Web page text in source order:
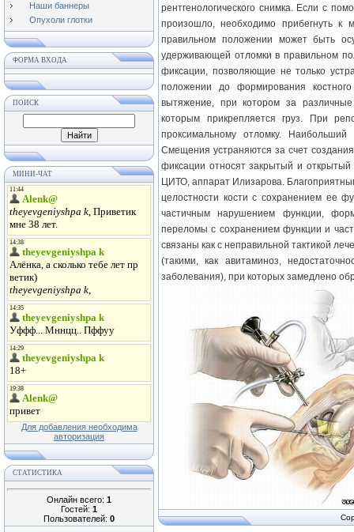
Наши баннеры
Опухоли глотки
ФОРМА ВХОДА
ПОИСК
МИНИ-ЧАТ
Для добавления необходима
авторизация
СТАТИСТИКА
Онлайн всего: 1
Гостей: 1
Пользователей: 0
рентгенологического снимка. Если с
произошло, необходимо прибегнуть к
правильном положении может быть
удерживающей отломки в правильном
фиксации, позволяющие не только
положении до формирования
вытяжение, при котором за
которым прикрепляется груз. При
проксимальному отломку.
Смещения устраняются за счет
фиксации относят закрытый и
ЦИТО, аппарат Илизарова.
целостности кости с сохранением ее
частичным нарушением функции,
переломы с сохранением функции и
связаны как с неправильной тактикой
(такими, как авитаминоз,
заболевания), при которых замедлено